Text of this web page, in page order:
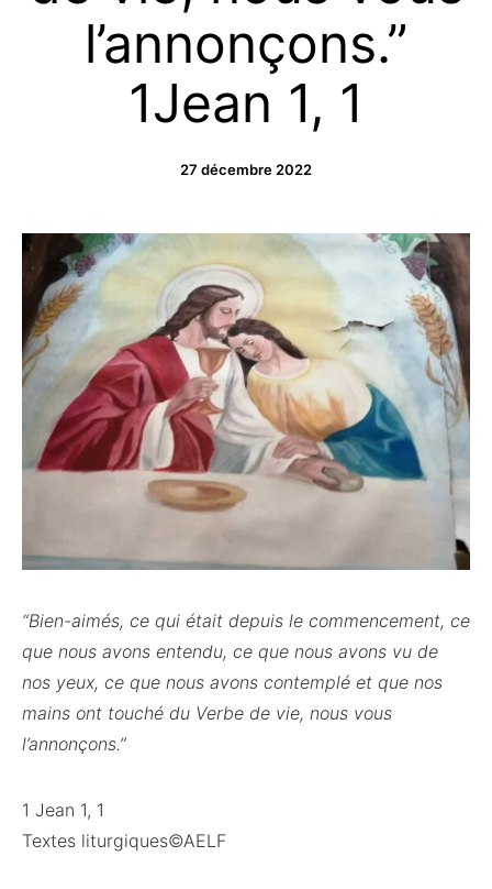
l’annonçons.”
1Jean 1, 1
27 décembre 2022
“Bien-aimés, ce qui était depuis le commencement, ce
que nous avons entendu, ce que nous avons vu de
nos yeux, ce que nous avons contemplé et que nos
mains ont touché du Verbe de vie, nous vous
l’annonçons.”
1 Jean 1, 1
Textes liturgiques©AELF